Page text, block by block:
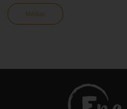
Médias